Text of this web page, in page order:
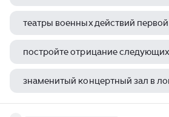
знаменитый концертный зал в